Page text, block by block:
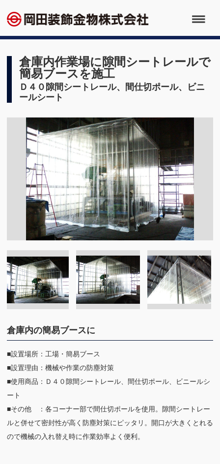
倉庫内作業場に隙間シートレールで
簡易ブースを施工
Ｄ４０隙間シートレール、間仕切ポール、ビニ
ールシート
倉庫内の簡易ブースに
■設置場所：工場・簡易ブース
■設置理由：機械や作業の防塵対策
■使用商品：Ｄ４０隙間シートレール、間仕切ポール、ビニールシ
ート
■その他 ：各コーナー部で間仕切ポールを使用。隙間シートレー
ルと併せて密封性が高く防塵対策にピッタリ。開口が大きくとれる
ので機械の入れ替え時に作業効率よく便利。